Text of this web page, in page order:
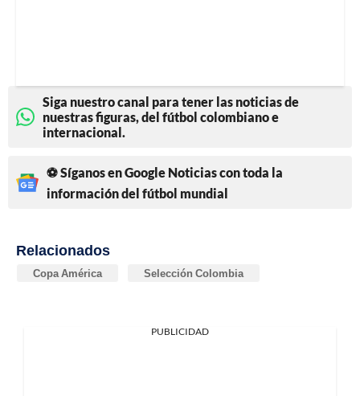
Siga nuestro canal para tener las noticias de
nuestras figuras, del fútbol colombiano e
internacional.
⚽ Síganos en Google Noticias con toda la
información del fútbol mundial
Relacionados
Copa América Selección Colombia
PUBLICIDAD